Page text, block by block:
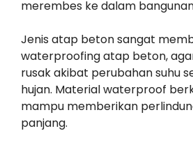
merembes ke dalam
Jenis atap beton sangat
waterproofing atap beton,
rusak akibat perubahan suhu
hujan. Material waterproof
mampu memberikan
panjang.